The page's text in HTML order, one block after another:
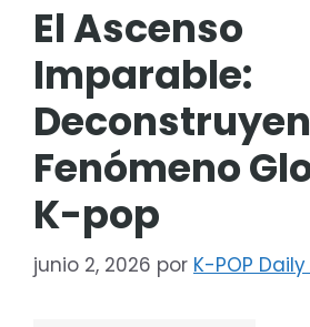
El Ascenso
Imparable:
Fenómeno
K-pop
junio 2, 2026 por K-POP